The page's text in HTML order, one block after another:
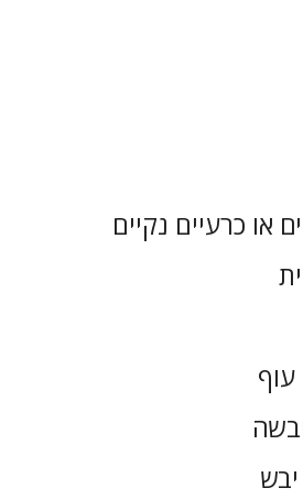
או כרעיים נקיים
יבש